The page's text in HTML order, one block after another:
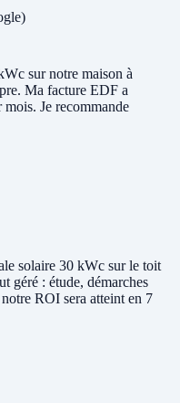
sur notre maison à
Ma facture EDF a
Je recommande
solaire 30 kWc sur le toit
géré : étude, démarches
ROI sera atteint en 7